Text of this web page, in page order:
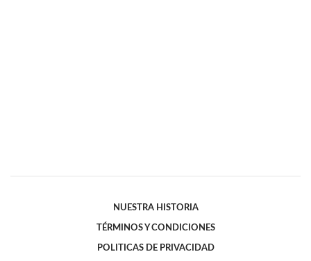
NUESTRA HISTORIA
TÉRMINOS Y CONDICIONES
POLITICAS DE PRIVACIDAD